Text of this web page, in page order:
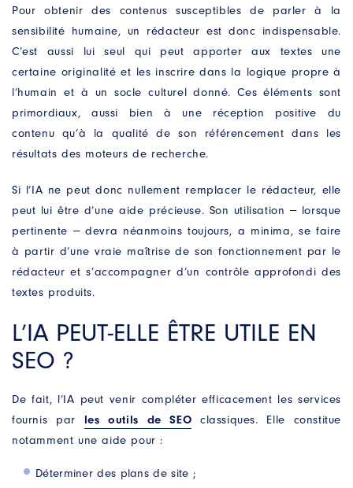
Pour obtenir des contenus susceptibles de parler à la
sensibilité humaine, un rédacteur est donc indispensable.
C’est aussi lui seul qui peut apporter aux textes une
certaine originalité et les inscrire dans la logique propre à
l’humain et à un socle culturel donné. Ces éléments sont
primordiaux, aussi bien à une réception positive du
contenu qu’à la qualité de son référencement dans les
résultats des moteurs de recherche.
Si l’IA ne peut donc nullement remplacer le rédacteur, elle
peut lui être d’une aide précieuse. Son utilisation ‒ lorsque
pertinente ‒ devra néanmoins toujours, a minima, se faire
à partir d’une vraie maîtrise de son fonctionnement par le
rédacteur et s’accompagner d’un contrôle approfondi des
textes produits.
L’IA PEUT-ELLE ÊTRE UTILE EN
SEO ?
De fait, l’IA peut venir compléter efficacement les services
fournis par les outils de SEO classiques. Elle constitue
notamment une aide pour :
Déterminer des plans de site ;